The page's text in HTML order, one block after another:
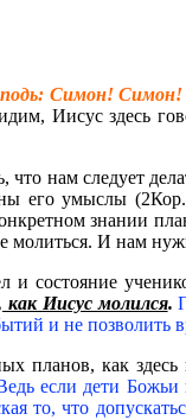
Симон! Симон!
Иисус здесь
что нам следует
его умыслы
знании
И нам
состояние
Иисус молился.
и не позволить
планов, как
если дети
то, что